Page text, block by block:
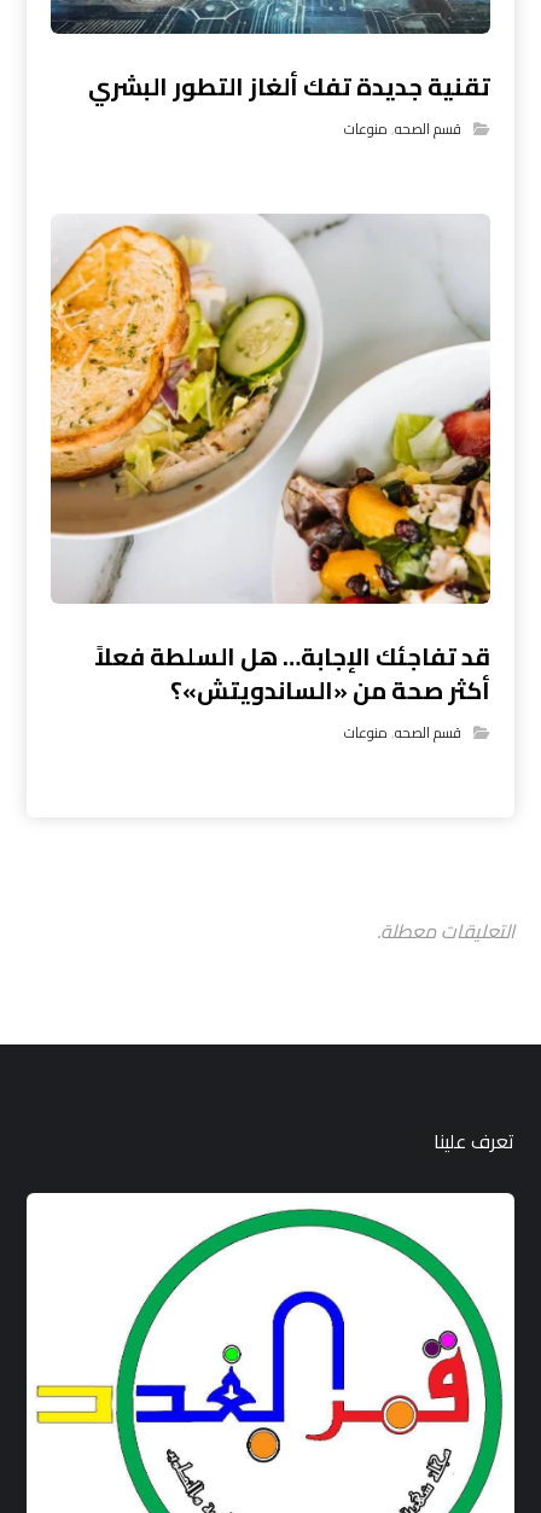
تقنية جديدة تفك ألغاز التطور البشري
قسم الصحه,منوعات
قد تفاجئك الإجابة… هل السلطة فعلاً
أكثر صحة من «الساندويتش»؟
قسم الصحه,منوعات
التعليقات معطلة.
تعرف علينا